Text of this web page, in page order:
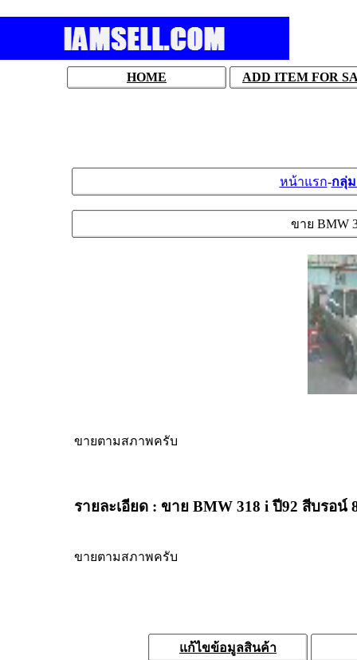
HOME ADD ITEM FOR
หน้าแรก-กลุ่
ขาย BMW
ขายตามสภาพครับ
รายละเอียด : ขาย BMW 318 i ปี92 สีบรอน์
ขายตามสภาพครับ
แก้ไขข้อมูลสินค้า